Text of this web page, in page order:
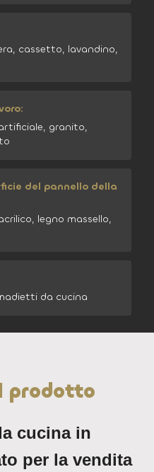
cassetto, lavandino,
granito,
del pannello della
legno massello,
da cucina
prodotto
cucina in
per la vendita